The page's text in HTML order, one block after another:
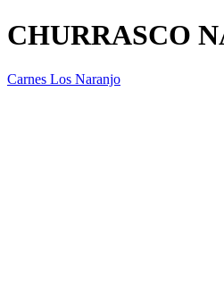
CHURRASCO
Carnes Los Naranjo